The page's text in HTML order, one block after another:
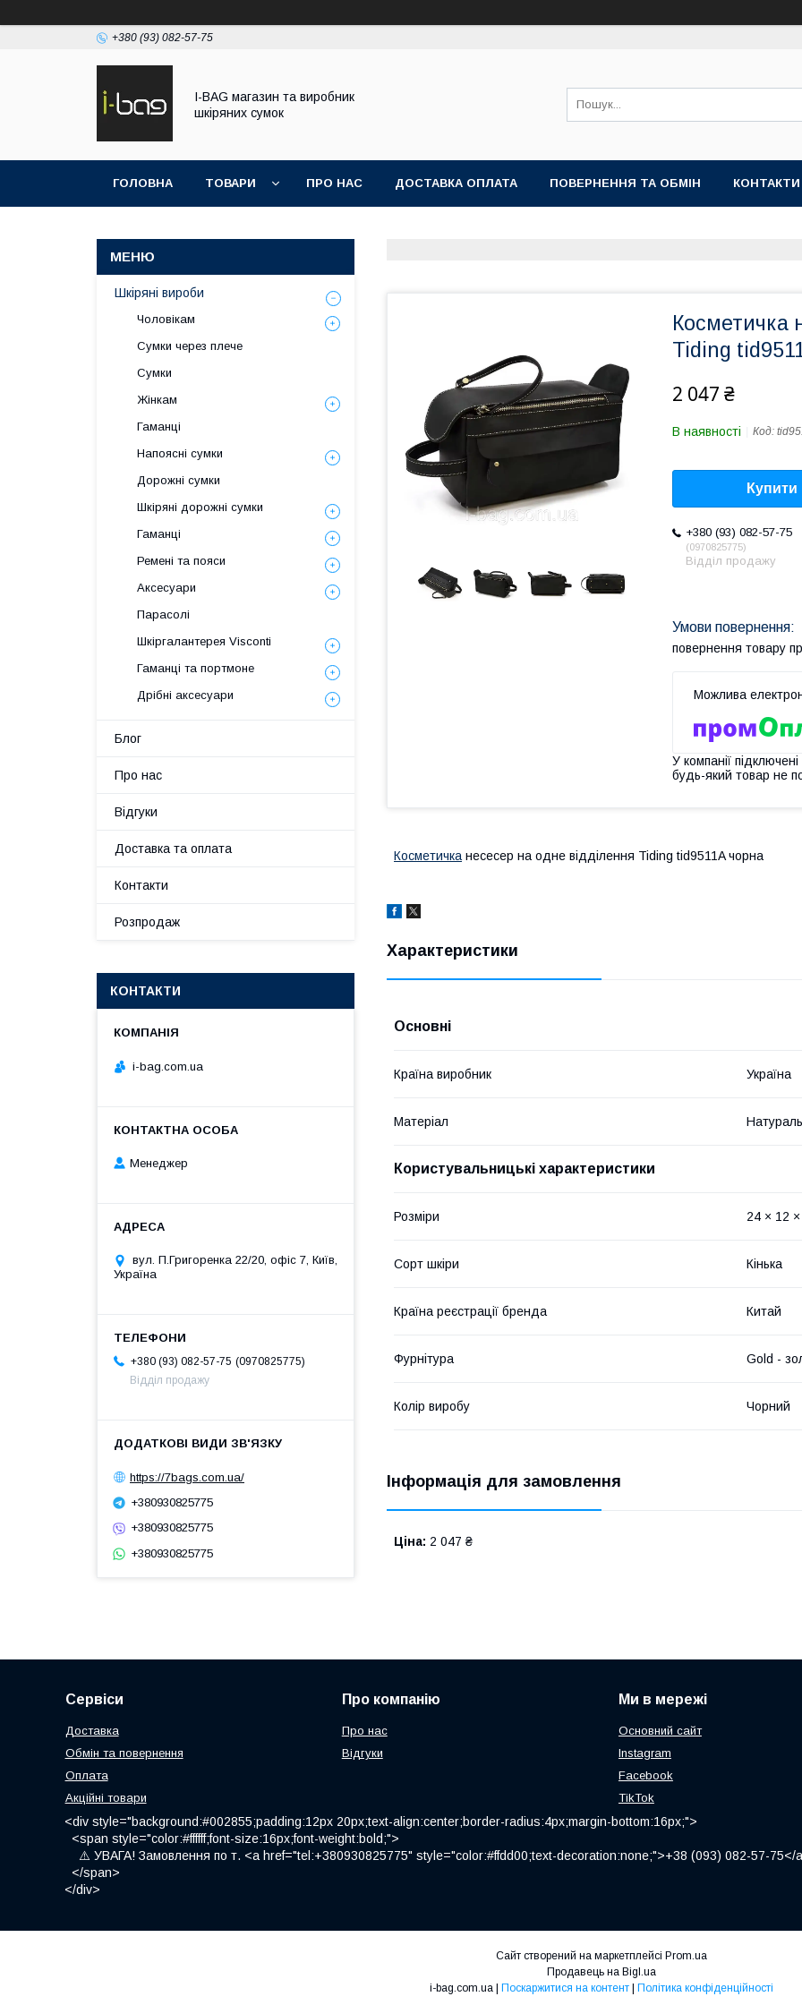
+380 (93) 082-57-75
I-BAG магазин та виробник
шкіряних сумок
ГОЛОВНА ТОВАРИ ПРО НАС ДОСТАВКА ОПЛАТА ПОВЕРНЕННЯ ТА ОБМІН КОНТАКТИ
Косметичка
Tiding
2 047 ₴
В наявності Код:
Купити
+380 (93) 082-57-75
0970825775
Відділ продажу
повернення товару
У компанії
будь-який товар не
Косметичка несесер на одне відділення Tiding tid9511A чорна
Характеристики
Основні
Країна виробник Україна
Матеріал
Користувальницькі характеристики
Розміри 24 × 12
Сорт шкіри Кінька
Країна реєстрації бренда Китай
Фурнітура Gold -
Колір виробу Чорний
Інформація для замовлення
Ціна: 2 047 ₴
Шкіряні вироби
Чоловікам
Сумки через плече
Сумки
Жінкам
Гаманці
Напоясні сумки
Дорожні сумки
Шкіряні дорожні сумки
Гаманці
Ремені та пояси
Аксесуари
Парасолі
Шкіргалантерея Visconti
Гаманці та портмоне
Дрібні аксесуари
Блог
Про нас
Відгуки
Доставка та оплата
Контакти
Розпродаж
КОНТАКТИ
i-bag.com.ua
Менеджер
вул. П.Григоренка 22/20, офіс 7, Київ,
Україна
+380 (93) 082-57-75
0970825775
Відділ продажу
https://7bags.com.ua/
+380930825775
+380930825775
+380930825775
Сервіси
Доставка
Обмін та повернення
Оплата
Акційні товари
Про компанію
Про нас
Відгуки
Ми в мережі
Основний сайт
Instagram
Facebook
TikTok
<div style="background:#002855;padding:12px 20px;text-align:center;border-radius:4px;margin-bottom:16px;">
<span style="color:#ffffff;font-size:16px;font-weight:bold;">
⚠️ УВАГА! Замовлення по т. <a href="tel:+380930825775" style="color:#ffdd00;text-decoration:none;">+38 (093) 082-57-
</span>
</div>
Сайт створений на маркетплейсі Prom.ua
Продавець на Bigl.ua
Поскаржитися на контент Політика конфіденційності